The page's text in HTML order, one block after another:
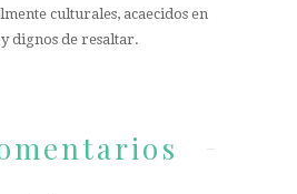
culturales, acaecidos en
dignos de resaltar.